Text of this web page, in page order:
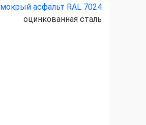
мокрый асфальт RAL 7024
оцинкованная сталь